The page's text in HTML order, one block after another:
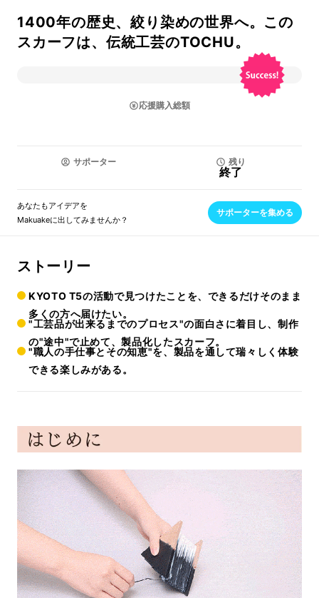
1400年の歴史、絞り染めの世界へ。この
スカーフは、伝統工芸のTOCHU。
応援購入総額
サポーター 残り
終了
あなたもアイデアを
Makuakeに出してみませんか？
サポーターを集める
ストーリー
KYOTO T5の活動で見つけたことを、できるだけそのまま
多くの方へ届けたい。
"工芸品が出来るまでのプロセス"の面白さに着目し、制作
の"途中"で止めて、製品化したスカーフ。
"職人の手仕事とその知恵"を、製品を通して瑞々しく体験
できる楽しみがある。